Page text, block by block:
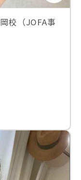
校（JOFA事